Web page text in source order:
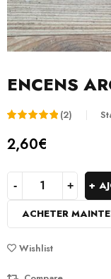
ENCENS
basé
notations
(2)
2,60€
ACHETER
Wishlist